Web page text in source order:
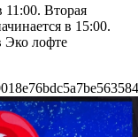
Вторая
в 15:00.
Эко лофте